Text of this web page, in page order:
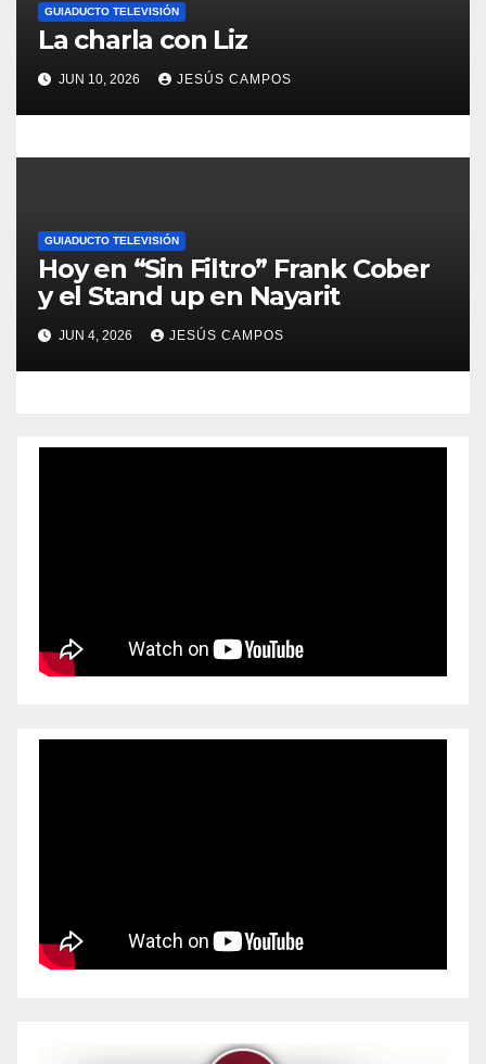
d
a
s
GUIADUCTO TELEVISIÓN
La charla con Liz
JUN 10, 2026 JESÚS CAMPOS
GUIADUCTO TELEVISIÓN
Hoy en “Sin Filtro” Frank Cober
y el Stand up en Nayarit
JUN 4, 2026 JESÚS CAMPOS